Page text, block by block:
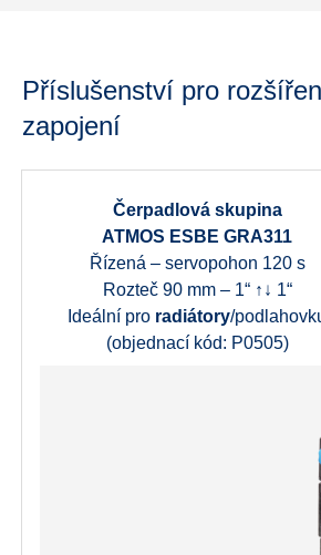
Příslušenství pro
zapojení
Čerpadlová skupina
ATMOS ESBE GRA311
Řízená – servopohon 120 s
Rozteč 90 mm – 1“ ↑↓ 1“
Ideální pro radiátory/
(objednací kód: P0505)